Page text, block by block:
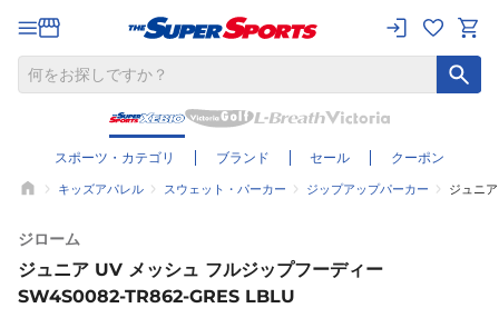
スポーツ・カテゴリ ブランド セール クーポン
キッズアパレル スウェット・パーカー ジップアップパーカー ジュニ
ジローム
ジュニア UV メッシュ フルジップフーディー
SW4S0082-TR862-GRES LBLU